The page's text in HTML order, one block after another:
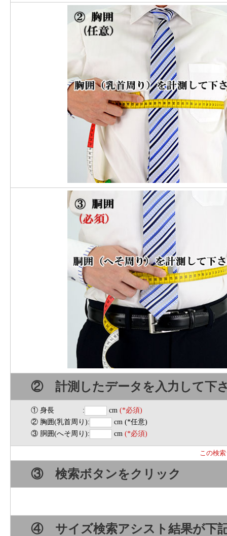
② 計測したデータを入力して下
① 身長 : cm (*必須)
② 胸囲(乳首周り):
cm (*任意)
③ 胴囲(へそ周り):
cm (*必須)
この検
③ 検索ボタンをクリック
④ サイズ検索アシスト結果が下